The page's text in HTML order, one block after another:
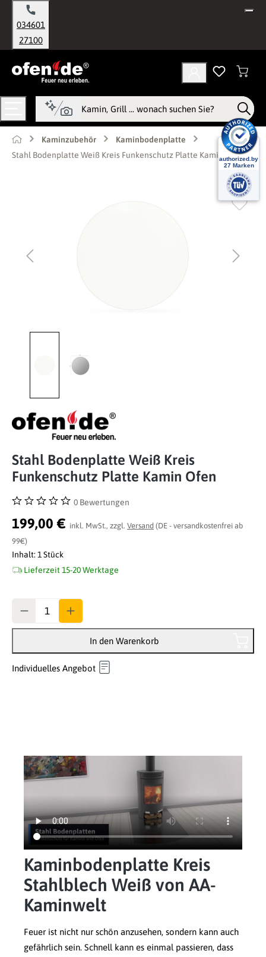
springen
034601
27100
Kaminzubehör
Kaminbodenplatte
Stahl Bodenplatte Weiß Kreis Funkenschutz Platte Kamin Ofen
Stahl Bodenplatte Weiß Kreis
Funkenschutz Platte Kamin Ofen
Durchschnittliche Bewertung von 0 von 5 Sternen
0 Bewertungen
199,00 € inkl. MwSt., zzgl. Versand (DE - versandkostenfrei ab
99€)
Inhalt: 1 Stück
Lieferzeit 15-20 Werktage
In den Warenkorb
Individuelles Angebot
Kaminbodenplatte Kreis
Stahlblech Weiß von AA-
Kaminwelt
Feuer ist nicht nur schön anzusehen, sondern kann auch
gefährlich sein. Schnell kann es einmal passieren, dass